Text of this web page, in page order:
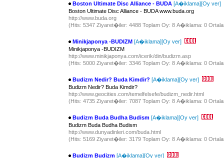
Boston Ultimate Disc Alliance - BUDA [A�iklama][Oy ver]
Boston Ultimate Disc Alliance - BUDA www.buda.org
http://www.buda.org
(Hits: 5347 Ziyaret�iler: 4488 Toplam Oy: 8 A�iklama: 0
Minikjaponya -BUDIZM [A�iklama][Oy ver]
Minikjaponya -BUDIZM
http://www.minikjaponya.com/icerik/din/budizm.asp
(Hits: 5000 Ziyaret�iler: 3346 Toplam Oy: 8 A�iklama: 0
Budizm Nedir? Buda Kimdir? [A�iklama][Oy ver]
Budizm Nedir? Buda Kimdir?
http://www.geocities.com/temelfelsefe/budizm_nedir.html
(Hits: 4735 Ziyaret�iler: 7087 Toplam Oy: 8 A�iklama: 0
Budizm Buda Budha Budism [A�iklama][Oy ver]
Budizm Buda Budha Budism
http://www.dunyadinleri.com/buda.html
(Hits: 5169 Ziyaret�iler: 3179 Toplam Oy: 8 A�iklama: 0
Budizm Budizm [A�iklama][Oy ver]